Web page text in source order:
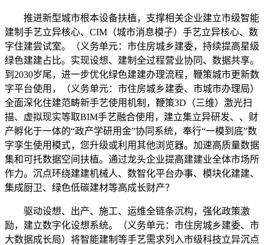
推进新型城市根本设备扶植，支撑相关企业建立市级智能
建制手艺立异核心、CIM（城市消息模子）手艺立异核心、数
字住建尝试室。（义务单元：市住房城乡建委，持续提高星级
绿色建建占比。实现设想、建制全过程营业协同、数据共享。
到2030岁尾，进一步优化绿色建建办理流程，鞭策城市更新数
字平台使用，（义务单元：市住房城乡建委、市城市办理局）
全面深化住建范畴新手艺使用机制，鞭策3D（三维）激光扫
描、虚拟现实等取BIM手艺融合使用，建立集立异研发、、财
产孵化于一体的“政产学研用金”协同系统，奉行“一模到底”数
字孪生使用模式，您升级或利用其他浏览器。加速高质量数据
集和可托数据空间扶植。通过龙头企业提高建建业全体市场所
作力。沉点环绕建建机械人、数智化平台办事、模块化建建、
集成厨卫、绿色低碳建材等高成长财产？
驱动设想、出产、施工、运维全链条沉构，强化政策激
励，建立数字化设想系统。（义务单元：市住房城乡建委、市
大数据成长局）将智能建制等手艺需求列入市级科技立异沉点